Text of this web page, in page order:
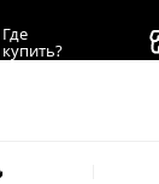
Где
купить?